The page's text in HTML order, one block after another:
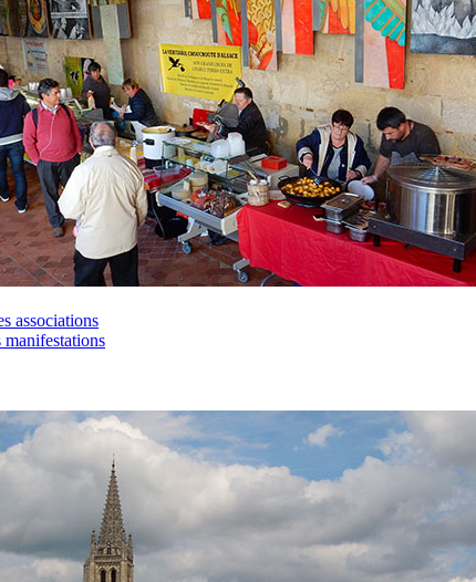
associations
manifestations